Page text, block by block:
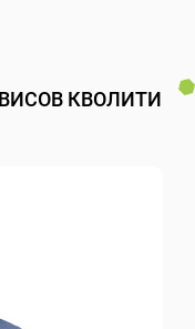
КВОЛИТИ